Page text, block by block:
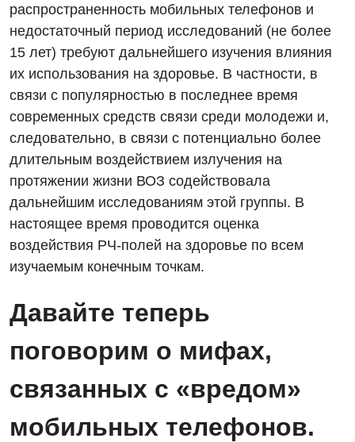
распространенность мобильных телефонов и
недостаточный период исследований (не более
15 лет) требуют дальнейшего изучения влияния
их использования на здоровье. В частности, в
связи с популярностью в последнее время
современных средств связи среди молодежи и,
следовательно, в связи с потенциально более
длительным воздействием излучения на
протяжении жизни ВОЗ содействовала
дальнейшим исследованиям этой группы. В
настоящее время проводится оценка
воздействия РЧ-полей на здоровье по всем
изучаемым конечным точкам.
Давайте теперь
поговорим о мифах,
связанных с «вредом»
мобильных телефонов.